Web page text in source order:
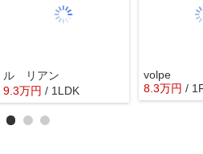
ル リアン
9.3万円 / 1LDK
volpe
8.3万円 /